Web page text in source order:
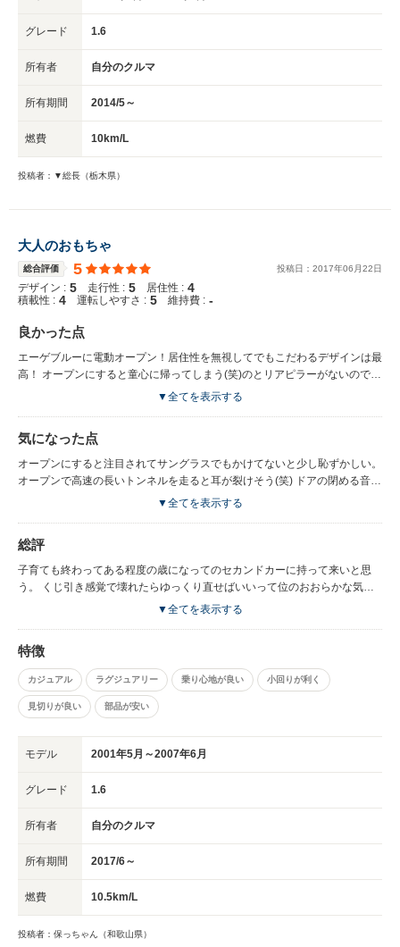
グレード 1.6
所有者 自分のクルマ
所有期間 2014/5～
燃費 10km/L
投稿者：▼総長（栃木県）
大人のおもちゃ
総合評価 5 投稿日： 2017年06 月22日
デザイン : 5 走行性 : 5 居住性 : 4
積載性 : 4 運転しやすさ : 5 維持費 : -
良かった点
エーゲブルーに電動オープン！居住性を無視してでもこだわるデザインは最
高！ オープンにすると童心に帰ってしまう(笑)のとリアピラーがないので視
認性が良い。 3.8㍍のコンパクトボディは取り回し易い。 好みもあるとか思
▼全てを表示する
気になった点
オープンにすると注目されてサングラスでもかけてないと少し恥ずかしい。
オープンで高速の長いトンネルを走ると耳が裂けそう(笑) ドアの閉める音が
デカイ。 車格の割にタイヤが205/45とムダに太い(笑) 内装は貧弱なのに…
▼全てを表示する
総評
子育ても終わってある程度の歳になってのセカンドカーに持って来いと思
う。 くじ引き感覚で壊れたらゆっくり直せばいいって位のおおらかな気持
ちが必要かと(笑) ライオン飼うにはある程度のエサ代はかかりますからね。
▼全てを表示する
特徴
カジュアル ラグジュアリー 乗り心地が良い 小回りが利く
見切りが良い 部品が安い
モデル 2001年5月～2007年6月
グレード 1.6
所有者 自分のクルマ
所有期間 2017/6～
燃費 10.5km/L
投稿者：保っちゃん（和歌山県）